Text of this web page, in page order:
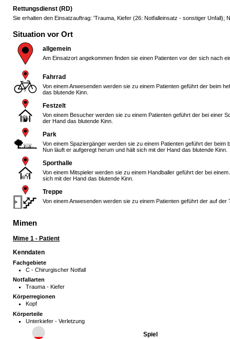
Rettungsdienst (RD)
Sie erhalten den Einsatzauftrag: 'Trauma, Kiefer (26: Notfalleinsatz - sonstiger Unfall);
Situation vor Ort
allgemein
Am Einsatzort angekommen finden sie einen Patienten vor der sich nach
Fahrrad
Von einem Anwesenden werden sie zu einem Patienten geführt der beim
das blutende Kinn.
Festzelt
Von einem Besucher werden sie zu einem Patienten geführt der bei einer
der Hand das blutende Kinn.
Park
Von einem Spaziergänger werden sie zu einem Patienten geführt der
Nun läuft er aufgeregt herum und hält sich mit der Hand das blutende Kinn.
Sporthalle
Von einem Mitspieler werden sie zu einem Handballer geführt der bei
sich mit der Hand das blutende Kinn.
Treppe
Von einem Anwesenden werden sie zu einem Patienten geführt der auf
Mimen
Mime 1 - Patient
Kenndaten
Fachgebiete
C - Chirurgischer Notfall
Notfallarten
Trauma - Kiefer
Körperregionen
Kopf
Körperteile
Unterkiefer - Verletzung
Spiel